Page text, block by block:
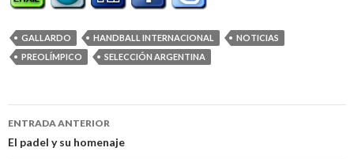
GALLARDO HANDBALL INTERNACIONAL
NOTICIAS
PREOLÍMPICO
SELECCIÓN ARGENTINA
Navegación
de
ENTRADA ANTERIOR
El padel y su homenaje